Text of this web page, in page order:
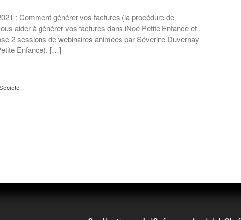
: Comment générer vos factures (la procédure de
aider à générer vos factures dans iNoé Petite Enfance et
2 sessions de webinaires animées par Séverine Duvernay
Enfance). […]
Société